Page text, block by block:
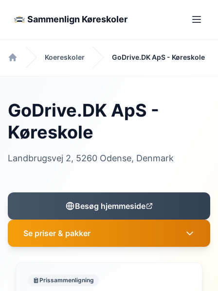
Sammenlign Køreskoler
Forside
Koereskoler GoDrive.DK ApS - Køreskole
GoDrive.DK ApS -
Køreskole
Landbrugsvej 2, 5260 Odense, Denmark
Besøg hjemmeside
Se priser & pakker
Prissammenligning